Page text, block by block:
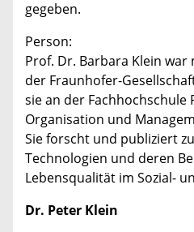
gegeben.
Person:
Prof. Dr. Barbara Klein war
der Fraunhofer-
sie an der Fachhochschule
Organisation und
Sie forscht und publiziert
Technologien und deren
Lebensqualität im Sozial-
Dr. Peter Klein